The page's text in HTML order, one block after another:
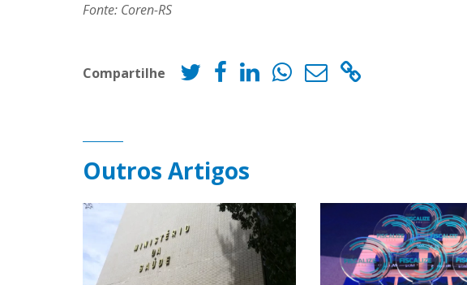
Fonte: Coren-RS
Compartilhe
Outros Artigos